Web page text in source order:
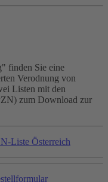
finden Sie eine
Verodnung von
Listen mit den
zum Download zur
Liste Österreich